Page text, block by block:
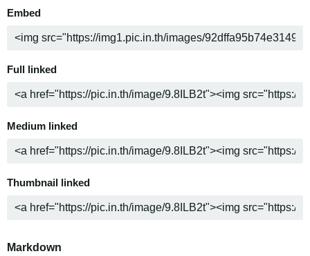
Embed
Full linked
Medium linked
Thumbnail linked
Markdown